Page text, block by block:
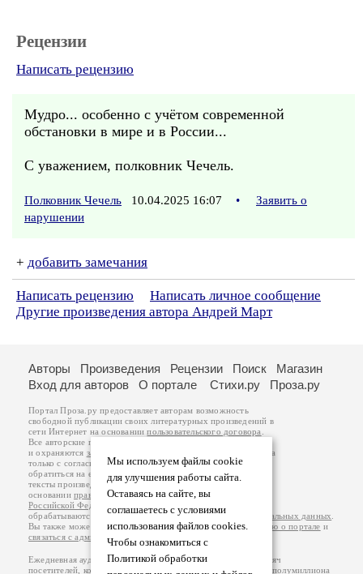
Рецензии
Написать рецензию
Мудро... особенно с учётом современной
обстановки в мире и в России...
С уважением, полковник Чечель.
Полковник Чечель 10.04.2025 16:07 •
Заявить о
нарушении
+ добавить замечания
Написать рецензию
Написать личное сообщение
Другие произведения автора Андрей Март
Мы используем файлы cookie
для улучшения работы сайта.
Оставаясь на сайте, вы
соглашаетесь с условиями
использования файлов cookies.
Чтобы ознакомиться с
Политикой обработки
Авторы Произведения Рецензии Поиск
Магазин
Вход для авторов
О портале Стихи.ру Проза.ру
Портал Проза.ру предоставляет авторам возможность
свободной публикации своих литературных произведений в
сети Интернет на основаниипользовательского договора
Все авторские права на произведения принадлежат авторам
и охраняются законом
. Перепечатка произведений возможна
только с согласия его автора, к которому вы можете
обратиться на его авторской странице. Ответственность за
тексты произведений авторы несут самостоятельно на
основанииправил публикацииизаконодательства
Российской Федерации
обрабатываются на основанииПолитики обработки персональных данных
Вы также можете посмотреть более подробнуюинформацию о портале и
связаться с администрацией
Ежедневная аудитория портала Проза.ру – порядка 100 тысяч
посетителей, которые в общей сумме просматривают более полумиллиона